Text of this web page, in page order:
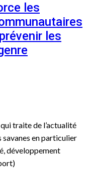
les
les
traite de l’actualité
savanes en particulier
développement